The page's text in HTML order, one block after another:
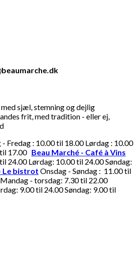
sjæl, stemning og dejlig
frit, med tradition - eller ej,
Fredag : 10.00 til 18.00 Lørdag : 10.00
17.00 Beau Marché - Café à Vins
24.00 Lørdag: 10.00 til 24.00 Søndag:
Le bistrot Onsdag - Søndag : 11.00 til
Mandag - torsdag: 7.30 til 22.00
9.00 til 24.00 Søndag: 9.00 til